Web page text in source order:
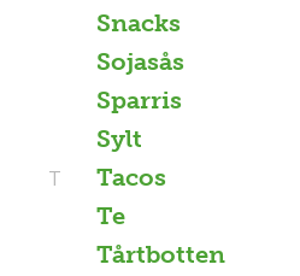
Snacks
Sojasås
Sparris
Sylt
Tacos
T
Te
Tårtbotten